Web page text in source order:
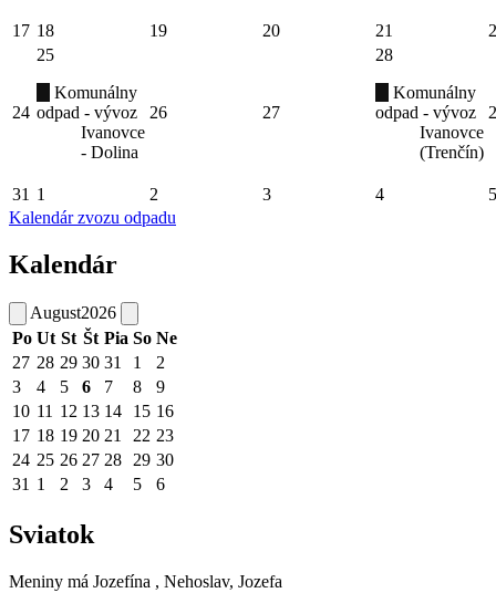
17 18 19 20 21
24
25
Komunálny
odpad - vývoz
Ivanovce
- Dolina
26 27
28
Komunálny
odpad - vývoz
Ivanovce
(Trenčín)
31 1 2 3 4
5
Kalendár zvozu odpadu
Kalendár
August2026
Po Ut St Št Pia So Ne
27 28 29 30 31 1
2
3
4 5 6 7 8
9
10 11 12 13 14 15 16
17 18 19 20 21 22 23
24 25 26 27 28 29 30
31 1 2 3 4 5 6
Sviatok
Meniny má Jozefína , Nehoslav, Jozefa